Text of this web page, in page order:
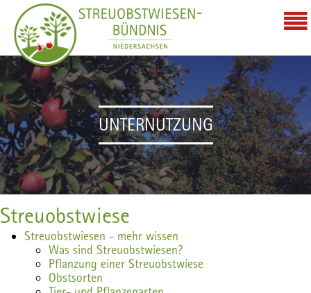
UNTERNUTZUNG
Streuobstwiese
Streuobstwiesen - mehr wissen
Was sind Streuobstwiesen?
Pflanzung einer Streuobstwiese
Obstsorten